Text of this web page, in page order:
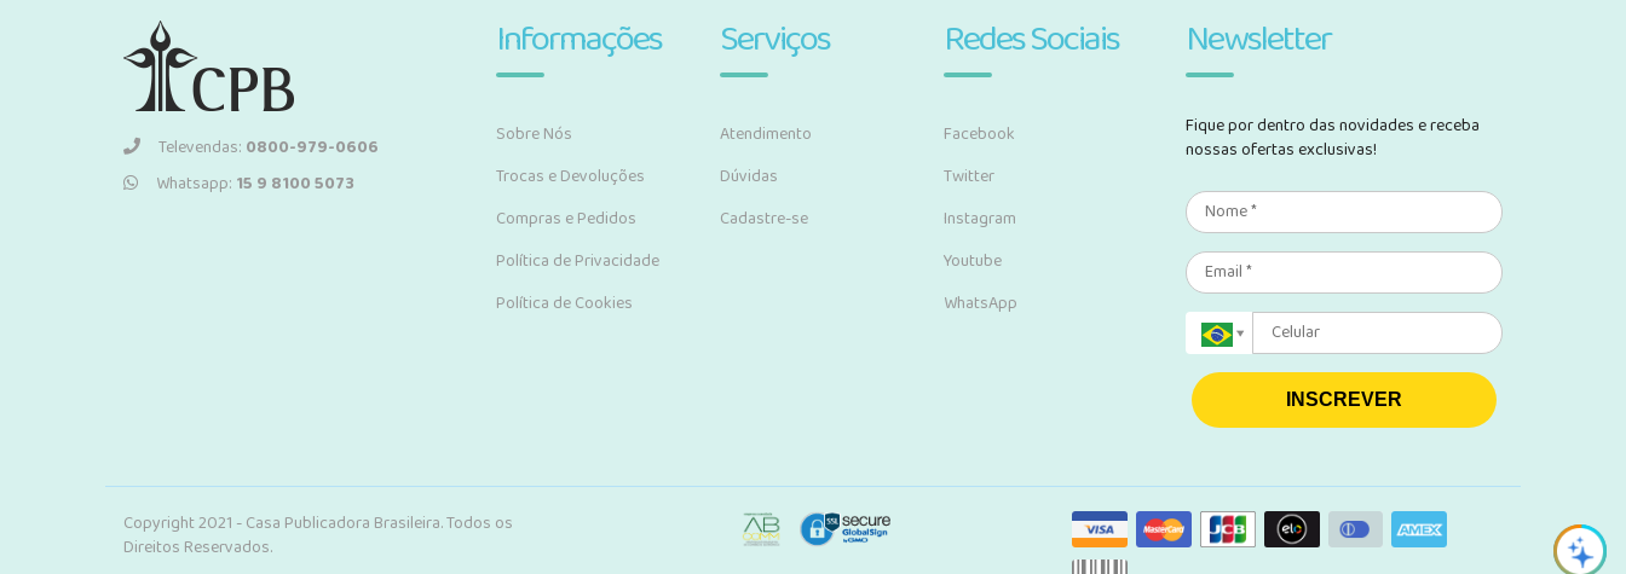
Televendas: 0800-979-0606
Whatsapp: 15 9 8100 5073
Informações
Sobre Nós
Trocas e Devoluções
Compras e Pedidos
Política de Privacidade
Política de Cookies
Serviços
Atendimento
Dúvidas
Cadastre-se
Redes Sociais
Facebook
Twitter
Instagram
Youtube
WhatsApp
Newsletter
Fique por dentro das novidades e receba
nossas ofertas exclusivas!
INSCREVER
Copyright 2021 - Casa Publicadora Brasileira. Todos os
Direitos Reservados.